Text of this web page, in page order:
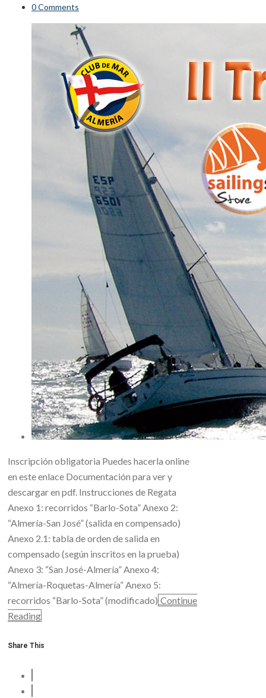
0 Comments
Inscripción obligatoria Puedes hacerla online
en este enlace Documentación para ver y
descargar en pdf. Instrucciones de Regata
Anexo 1: recorridos “Barlo-Sota” Anexo 2:
“Almería-San José” (salida en compensado)
Anexo 2.1: tabla de orden de salida en
compensado (según inscritos en la prueba)
Anexo 3: “San José-Almería” Anexo 4:
“Almería-Roquetas-Almería” Anexo 5:
recorridos “Barlo-Sota” (modificado) Continue
Reading
Share This